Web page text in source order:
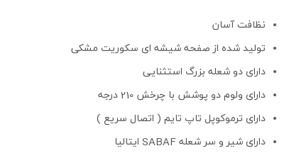
نظافت آسان
تولید شده از صفحه شیشه ای سکوریت مشکی
دارای دو شعله بزرگ استثنایی
دارای ولوم دو پوشش با چرخش 210 درجه
دارای ترموکوپل تاپ تایم ( اتصال سریع )
دارای شیر و سر شعله SABAF ایتالیا